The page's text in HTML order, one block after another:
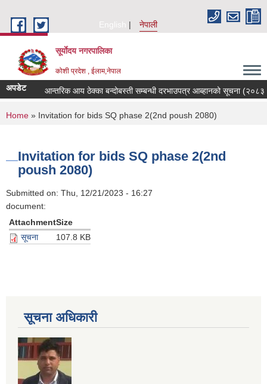
English
नेपाली
सूर्याेदय नगरपालिका
कोशी प्रदेश , ईलाम,नेपाल
अपडेट आन्तरिक आय ठेक्का बन्दोबस्ती सम्बन्धी दरभाउपत्र आब्हानको सूचना
You are here
Home » Invitation for bids SQ phase 2(2nd poush 2080)
Invitation for bids SQ phase 2(2nd
poush 2080)
Submitted on: Thu, 12/21/2023 - 16:27
document:
AttachmentSize
सूचना
107.8 KB
सूचना अधिकारी